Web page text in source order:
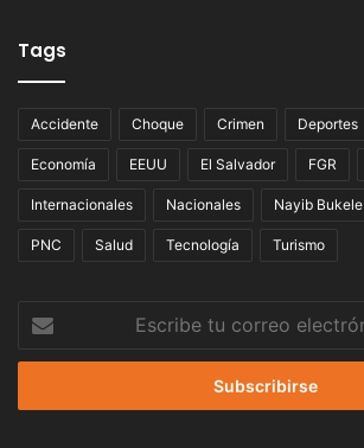
Tags
Accidente Choque Crimen Deportes
Economía EEUU El Salvador FGR
Internacionales Nacionales Nayib Bukele
PNC Salud Tecnología Turismo
correo